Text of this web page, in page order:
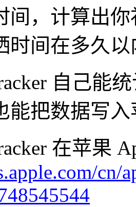
间，计算出
时间在多久
自己能
能把数据写
在苹果
cn/